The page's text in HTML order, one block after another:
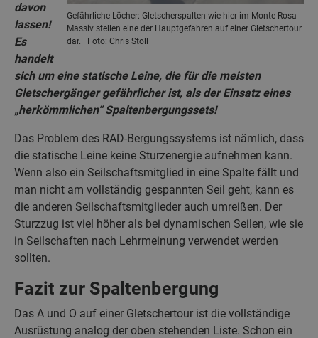
Gefährliche Löcher: Gletscherspalten wie hier im Monte Rosa
Massiv stellen eine der Hauptgefahren auf einer Gletschertour
dar. | Foto: Chris Stoll
davon
lassen!
Es
handelt
sich um eine statische Leine, die für die meisten
Gletschergänger gefährlicher ist, als der Einsatz eines
„herkömmlichen“ Spaltenbergungssets!
Das Problem des RAD-Bergungssystems ist nämlich, dass
die statische Leine keine Sturzenergie aufnehmen kann.
Wenn also ein Seilschaftsmitglied in eine Spalte fällt und
man nicht am vollständig gespannten Seil geht, kann es
die anderen Seilschaftsmitglieder auch umreißen. Der
Sturzzug ist viel höher als bei dynamischen Seilen, wie sie
in Seilschaften nach Lehrmeinung verwendet werden
sollten.
Fazit zur Spaltenbergung
Das A und O auf einer Gletschertour ist die vollständige
Ausrüstung analog der oben stehenden Liste. Schon ein